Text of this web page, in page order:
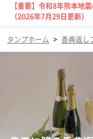
【重要】令和8年熊本地
（2026年7月29日更新）
タンプホーム > 香典返し